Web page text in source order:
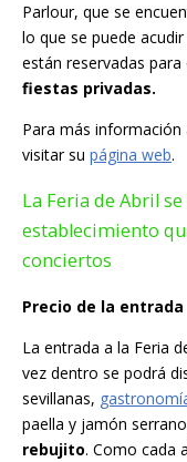
Parlour, que se
lo que se puede
están reservadas
fiestas privadas.
Para más
visitar su página web.
La Feria de Abril
establecimiento
conciertos
Precio de la entrada
La entrada a la Feria
vez dentro se podrá
sevillanas,
paella y jamón
rebujito. Como cada